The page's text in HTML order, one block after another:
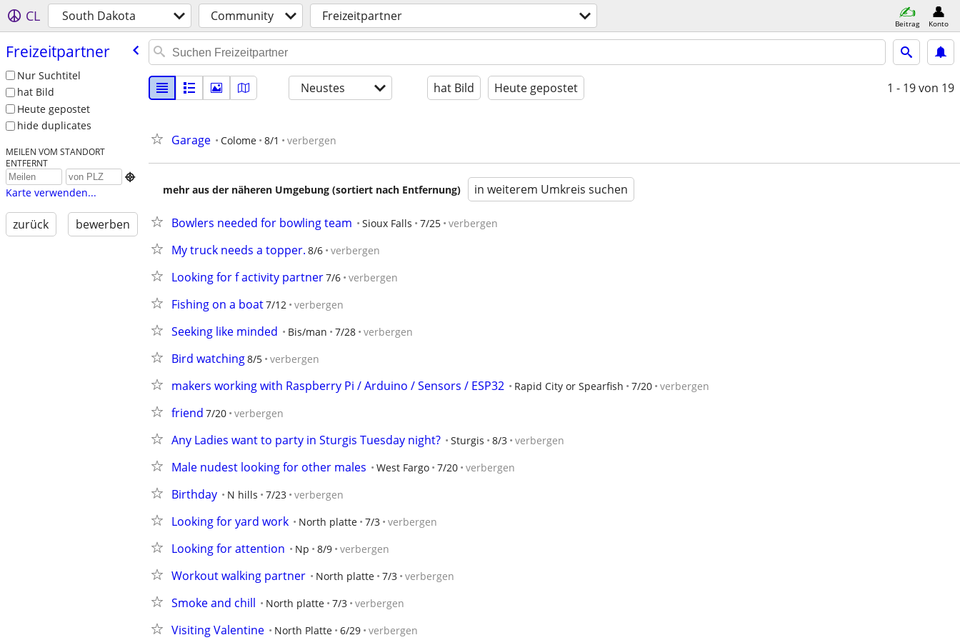
CL South Dakota Community Freizeitpartner Beitrag Konto
Freizeitpartner
Nur Suchtitel
hat Bild
Heute gepostet
hide duplicates
MEILEN VOM STANDORT
ENTFERNT

Karte verwenden...
zurück bewerben
Neustes hat Bild Heute gepostet 1 - 19von 19
Garage Colome 8/1 verbergen
mehr aus der näheren Umgebung (sortiert nach Entfernung) in weiterem Umkreis suchen
Bowlers needed for bowling team Sioux Falls 7/25 verbergen
My truck needs a topper. 8/6 verbergen
Looking for f activity partner7/6 verbergen
Fishing on a boat7/12 verbergen
Seeking like minded Bis/man 7/28 verbergen
Bird watching8/5 verbergen
makers working with Raspberry Pi / Arduino / Sensors / ESP32 Rapid City or Spearfish 7/20 verbergen
friend 7/20 verbergen
Any Ladies want to party in Sturgis Tuesday night? Sturgis 8/3 verbergen
Male nudest looking for other males West Fargo 7/20 verbergen
Birthday N hills 7/23 verbergen
Looking for yard work North platte 7/3 verbergen
Looking for attention Np 8/9 verbergen
Workout walking partner North platte 7/3 verbergen
Smoke and chill North platte 7/3 verbergen
Visiting Valentine North Platte 6/29 verbergen